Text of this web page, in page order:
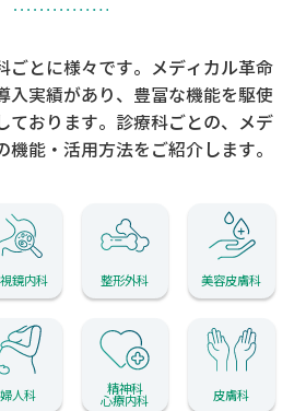
ごとに様々です。メディカル革命
実績があり、 豊富な機能を駆使
ております。 診療科ごとの、メデ
機能・活用方法をご紹介します。
鏡内科 整形外科 美容皮膚科
婦人科 精神科
心療内科 皮膚科